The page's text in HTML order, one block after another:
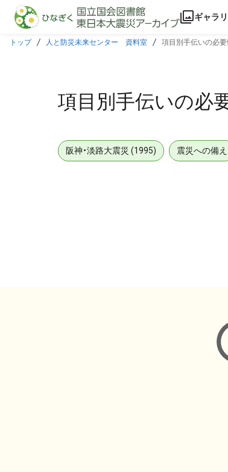
本文に飛ぶ
ギャラ
トップ 人と防災未来センター 資料室 項目別手伝いの必
項目別手伝いの必
阪神・淡路大震災 (1995) 震災への備え